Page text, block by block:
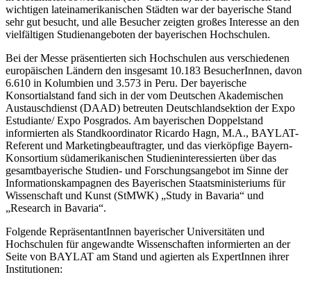
wichtigen lateinamerikanischen Städten war der bayerische Stand
sehr gut besucht, und alle Besucher zeigten großes Interesse an den
vielfältigen Studienangeboten der bayerischen Hochschulen.
Bei der Messe präsentierten sich Hochschulen aus verschiedenen
europäischen Ländern den insgesamt 10.183 BesucherInnen, davon
6.610 in Kolumbien und 3.573 in Peru. Der bayerische
Konsortialstand fand sich in der vom Deutschen Akademischen
Austauschdienst (DAAD) betreuten Deutschlandsektion der Expo
Estudiante/ Expo Posgrados. Am bayerischen Doppelstand
informierten als Standkoordinator Ricardo Hagn, M.A., BAYLAT-
Referent und Marketingbeauftragter, und das vierköpfige Bayern-
Konsortium südamerikanischen Studieninteressierten über das
gesamtbayerische Studien- und Forschungsangebot im Sinne der
Informationskampagnen des Bayerischen Staatsministeriums für
Wissenschaft und Kunst (StMWK) „Study in Bavaria“ und
„Research in Bavaria“.
Folgende RepräsentantInnen bayerischer Universitäten und
Hochschulen für angewandte Wissenschaften informierten an der
Seite von BAYLAT am Stand und agierten als ExpertInnen ihrer
Institutionen: